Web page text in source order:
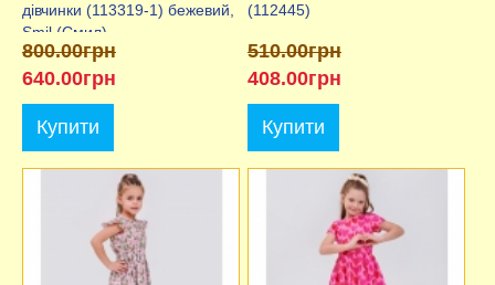
дівчинки (113319-1) бежевий,
Smil (Смил)
800.00грн
640.00грн
Купити
(112445)
510.00грн
408.00грн
Купити